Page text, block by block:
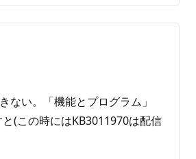
い。「機能とプログラム」
(この時にはKB3011970は配信